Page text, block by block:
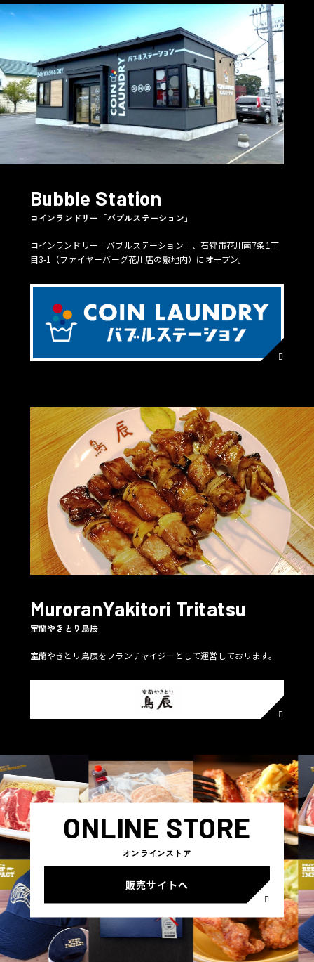
Bubble Station
コインランドリー「バブルステーション」
コインランドリー「バブルステーション」、石狩市花川南7条1丁
目3-1（ファイヤーバーグ花川店の敷地内）にオープン。
MuroranYakitori Tritatsu
室蘭やきとり鳥辰
室蘭やきとリ鳥辰をフランチャイジーとして運営しておリます。
ONLINE STORE
オンラインストア
販売サイトへ